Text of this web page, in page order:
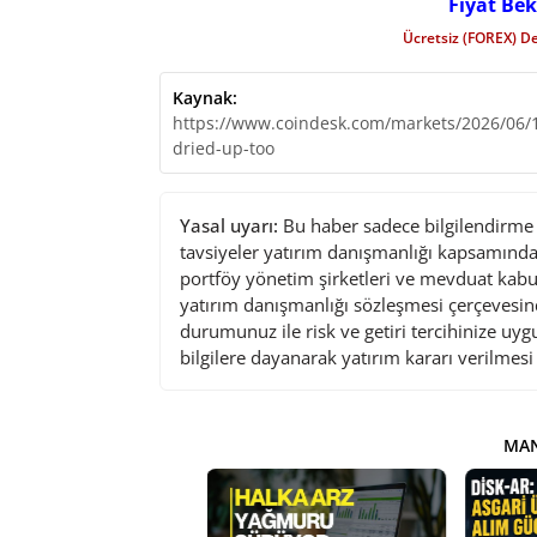
Ücretsiz (FOREX)
Kaynak:
https://www.coindesk.com/markets/2026/
dried-up-too
Yasal uyarı: Bu haber sadece
tavsiyeler yatırım danışmanlığı
portföy yönetim şirketleri ve mevduat
yatırım danışmanlığı sözleşmesi
durumunuz ile risk ve getiri tercihinize
bilgilere dayanarak yatırım kararı